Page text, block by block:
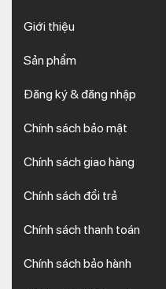
Giới thiệu
Sản phẩm
Đăng ký & đăng nhập
Chính sách bảo mật
Chính sách giao hàng
Chính sách đổi trả
Chính sách thanh toán
Chính sách bảo hành